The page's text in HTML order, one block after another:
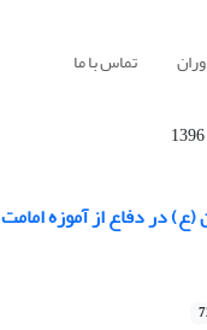
تماس با ما
در دفاع از آموزه امامت